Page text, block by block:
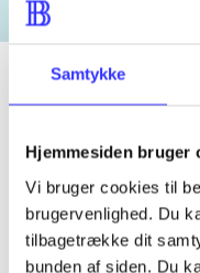
Samtykke
Hjemmesiden bruger
Vi bruger cookies til
brugervenlighed. Du
tilbagetrække dit
bunden af siden. Du
Tidsskrift
Artiklen er en del af
lorem